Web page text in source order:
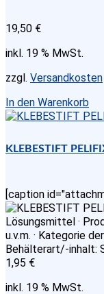
19,50 €
inkl. 19 % MwSt.
zzgl. Versandkosten
In den Warenkorb
KLEBESTIFT
[caption
Lösungsmittel ·
u.v.m. · Kategorie
Behälterart/-inhalt:
1,95 €
inkl. 19 % MwSt.